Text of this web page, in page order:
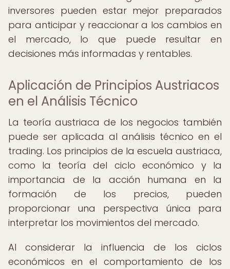
inversores pueden estar mejor preparados
para anticipar y reaccionar a los cambios en
el mercado, lo que puede resultar en
decisiones más informadas y rentables.
Aplicación de Principios Austriacos
en el Análisis Técnico
La teoría austriaca de los negocios también
puede ser aplicada al análisis técnico en el
trading. Los principios de la escuela austriaca,
como la teoría del ciclo económico y la
importancia de la acción humana en la
formación de los precios, pueden
proporcionar una perspectiva única para
interpretar los movimientos del mercado.
Al considerar la influencia de los ciclos
económicos en el comportamiento de los